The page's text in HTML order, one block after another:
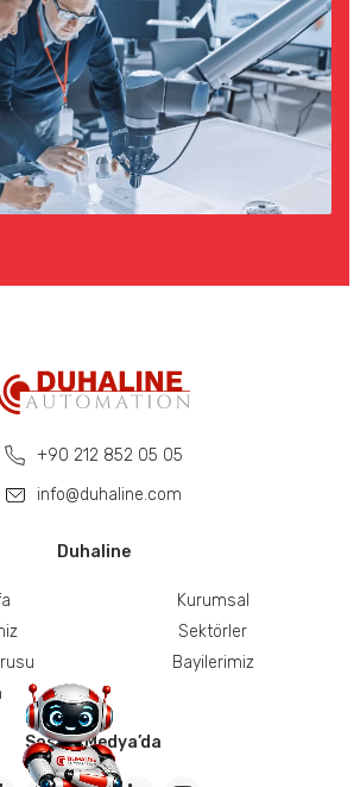
+90 212 852 05 05
info@duhaline.com
Duhaline
Kurumsal
Sektörler
Bayilerimiz
Sosyal Medya’da